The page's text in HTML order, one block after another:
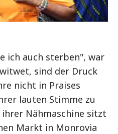
ich auch sterben", war
sind der Druck
nicht in Praises
lauten Stimme zu
Nähmaschine sitzt
Markt in Monrovia